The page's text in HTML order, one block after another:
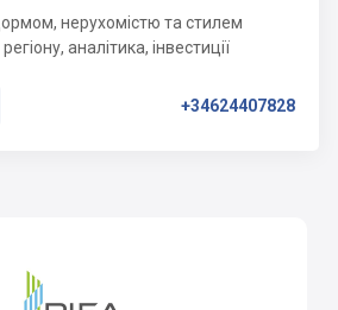
нерухомістю та стилем
аналітика, інвестиції
+34624407828